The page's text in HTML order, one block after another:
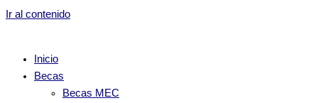
Ir al contenido
Inicio
Becas
Becas MEC